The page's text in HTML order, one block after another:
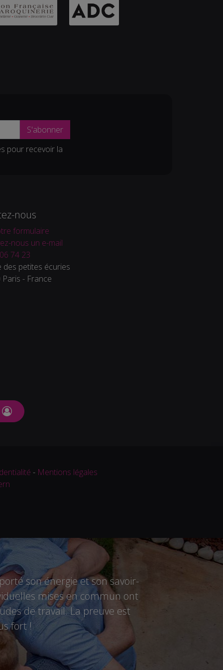
S'abonner
pour recevoir la
nous
formulaire
nous un e-mail
74 23
des petites écuries
- France
- Mentions légales
son énergie et son savoir-
mises en commun ont
de travail. La preuve est
fort !